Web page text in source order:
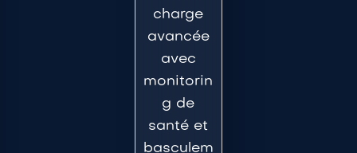
charge
avancée
avec
monitorin
g de
santé et
basculem